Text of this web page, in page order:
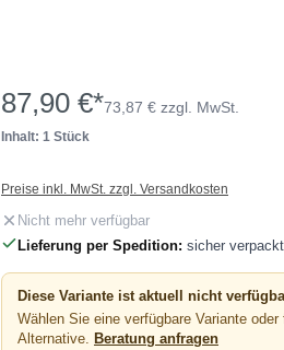
87,90 €*73,87 € zzgl. MwSt.
Inhalt: 1 Stück
Preise inkl. MwSt. zzgl. Versandkosten
Nicht mehr verfügbar
Lieferung per Spedition: sicher
Diese Variante ist aktuell nicht
Wählen Sie eine verfügbare Variante
Alternative. Beratung anfragen